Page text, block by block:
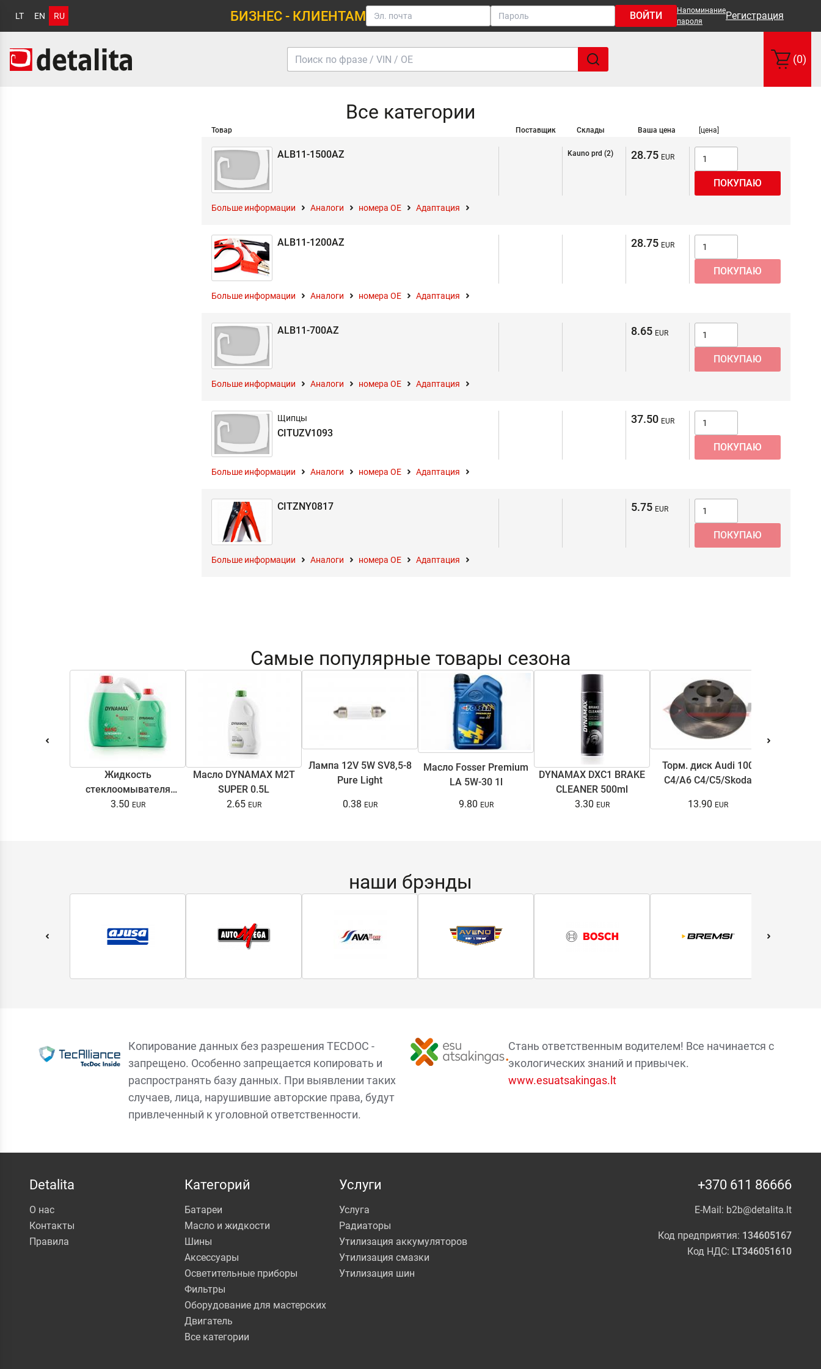
LT EN RU БИЗНЕС - КЛИЕНТАМ ВОЙТИ
Напоминание
пароля
Регистрация
(0)
Все категории
Товар Поставщик Склады Ваша цена [цена]
ALB11-1500AZ Kauno prd (2) 28.75
Больше информации Аналоги номера ОЕ Адаптация
ALB11-1200AZ 28.75
Больше информации Аналоги номера ОЕ Адаптация
ALB11-700AZ 8.65
Больше информации Аналоги номера ОЕ Адаптация
Щипцы
CITUZV1093
37.50
Больше информации Аналоги номера ОЕ Адаптация
CITZNY0817 5.75
Больше информации Аналоги номера ОЕ Адаптация
Самые популярные товары сезона
Жидкость
стеклоомывателя
DYNAMAX SCREENWASH
3.50
Масло DYNAMAX M2T
SUPER 0.5L
2.65
Лампа 12V 5W SV8,5-8
Pure Light
0.38
Масло Fosser Premium
LA 5W-30 1l
9.80
DYNAMAX DXC1 BRAKE
CLEANER 500ml
3.30
Торм. диск Audi 100
C4/A6 C4/C5/Skoda
B5/B5.5 1.6-3.7 90-08
13.90
наши брэнды
Копирование данных без разрешения TECDOC -
запрещено. Особенно запрещается копировать и
распространять базу данных. При выявлении таких
случаев, лица, нарушившие авторские права, будут
привлеченный к уголовной ответственности.
Стань ответственным водителем! Все начинается с
экологических знаний и привычек.
www.esuatsakingas.lt
Detalita
О нас
Контакты
Правила
Категорий
Батареи
Масло и жидкости
Шины
Аксессуары
Осветительные приборы
Фильтры
Оборудование для мастерских
Двигатель
Все категории
Услуги
Услуга
Радиаторы
Утилизация аккумуляторов
Утилизация смазки
Утилизация шин
+370 611 86666
E-Mail: b2b@detalita.lt
Код предприятия: 134605167
Код НДС: LT346051610